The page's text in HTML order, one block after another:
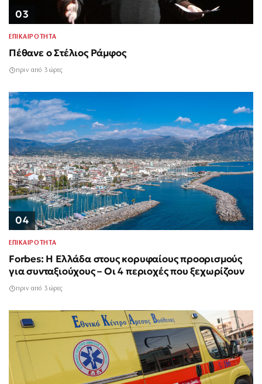
03
ΕΠΙΚΑΙΡΟΤΗΤΑ
Πέθανε ο Στέλιος Ράμφος
πριν από 3 ώρες
04
ΕΠΙΚΑΙΡΟΤΗΤΑ
Forbes: Η Ελλάδα στους κορυφαίους προορισμούς
για συνταξιούχους – Οι 4 περιοχές που ξεχωρίζουν
πριν από 3 ώρες